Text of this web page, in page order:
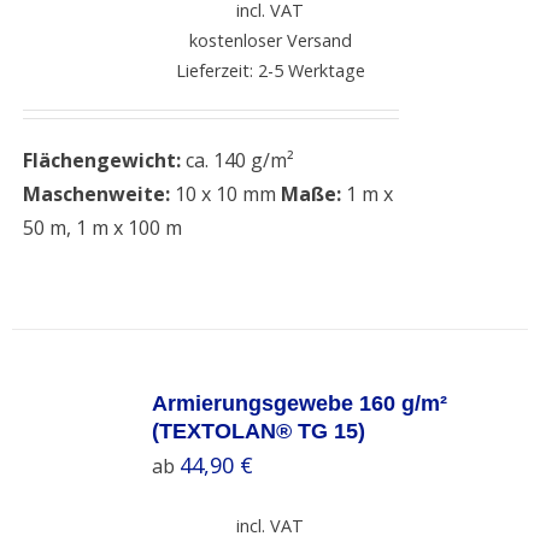
incl. VAT
kostenloser Versand
Lieferzeit: 2-5 Werktage
Flächengewicht:ca. 140 g/m²
Maschenweite:10 x 10 mm Maße:1 m x
50 m, 1 m x 100 m
Armierungsgewebe 160 g/m²
(TEXTOLAN® TG 15)
ab 44,90 €
incl. VAT